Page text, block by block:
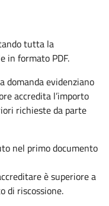
tutta la
in formato PDF.
domanda evidenziano
accredita l’importo
richieste da parte
nel primo documento
è superiore a
di riscossione.